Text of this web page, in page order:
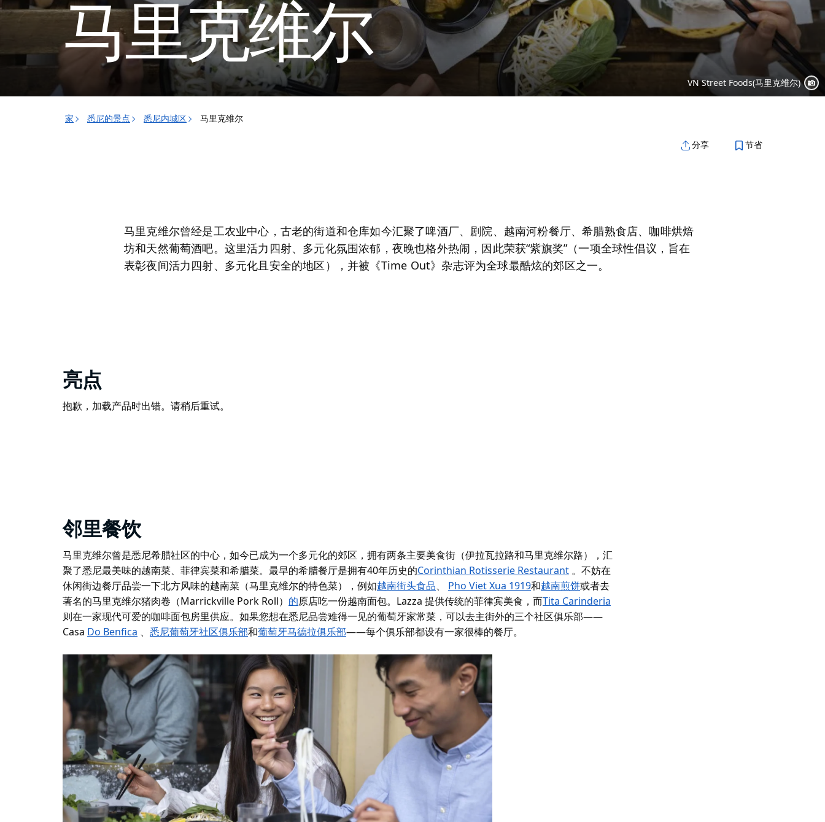
马里克维尔
VN Street Foods(马里克维尔)
家 悉尼的景点 悉尼内城区 马里克维尔
分享 节省
马里克维尔曾经是工农业中心，古老的街道和仓库如今汇聚了啤酒厂、剧院、越南河粉餐厅、希腊熟食店、咖啡烘焙
坊和天然葡萄酒吧。这里活力四射、多元化氛围浓郁，夜晚也格外热闹，因此荣获“紫旗奖”（一项全球性倡议，旨在
表彰夜间活力四射、多元化且安全的地区），并被《Time Out》杂志评为全球最酷炫的郊区之一。
亮点
抱歉，加载产品时出错。请稍后重试。
邻里餐饮
马里克维尔曾是悉尼希腊社区的中心，如今已成为一个多元化的郊区，拥有两条主要美食街（伊拉瓦拉路和马里克维尔路），汇
聚了悉尼最美味的越南菜、菲律宾菜和希腊菜。最早的希腊餐厅是拥有40年历史的Corinthian Rotisserie Restaurant 。不妨在
休闲街边餐厅品尝一下北方风味的越南菜（马里克维尔的特色菜），例如越南街头食品、 Pho Viet Xua 1919和越南煎饼或者去
著名的马里克维尔猪肉卷（Marrickville Pork Roll） 的原店吃一份越南面包。Lazza 提供传统的菲律宾美食，而Tita Carinderia
则在一家现代可爱的咖啡面包房里供应。如果您想在悉尼品尝难得一见的葡萄牙家常菜，可以去主街外的三个社区俱乐部——
Casa Do Benfica 、 悉尼葡萄牙社区俱乐部和葡萄牙马德拉俱乐部——每个俱乐部都设有一家很棒的餐厅。